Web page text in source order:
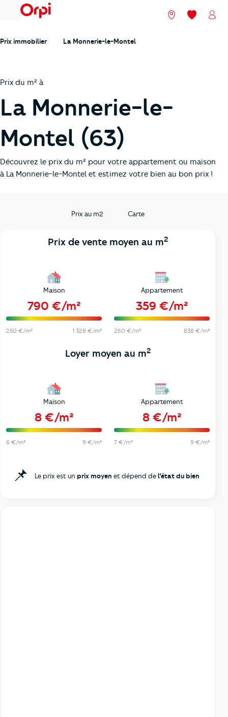
menu Nos agences
Mes
Prix immobilier La Monnerie-le-Montel
Prix du m² à
La Monnerie-le-
Montel (63)
Découvrez le prix du m² pour votre appartement ou maison
à La Monnerie-le-Montel et estimez votre bien au bon prix !
Prix au m2 Carte
Prix de vente moyen au m2
Maison
790 €/m²
250 €/m² 1 328 €/m²
Appartement
359 €/m²
260 €/m² 838 €/m²
Loyer moyen au m2
Maison
8 €/m²
6 €/m² 9 €/m²
Appartement
8 €/m²
7 €/m² 9 €/m²
📌 Le prix est un prix moyen et dépend del’état du bien